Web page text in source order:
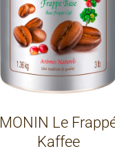
MONIN Le
Kaffee